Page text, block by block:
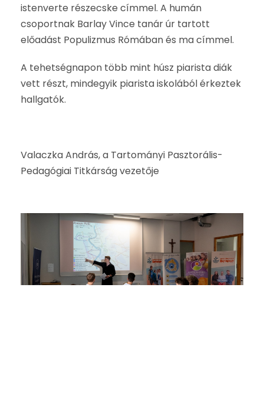
istenverte részecske címmel. A humán
csoportnak Barlay Vince tanár úr tartott
előadást Populizmus Rómában és ma címmel.
A tehetségnapon több mint húsz piarista diák
vett részt, mindegyik piarista iskolából érkeztek
hallgatók.
Valaczka András,a Tartományi Pasztorális-
Pedagógiai Titkárság vezetője